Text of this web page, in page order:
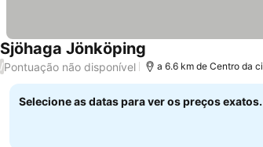
Sjöhaga Jönköping
/Pontuação não disponível a 6.6 km de Centro da
Selecione as datas para ver os preços exatos.